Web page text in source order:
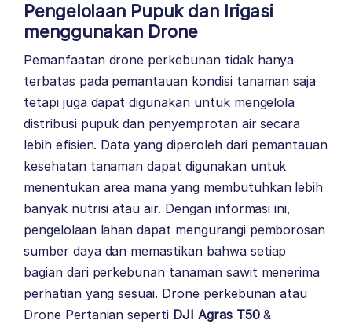
Pengelolaan Pupuk dan Irigasi
menggunakan Drone
Pemanfaatan drone perkebunan tidak hanya
terbatas pada pemantauan kondisi tanaman saja
tetapi juga dapat digunakan untuk mengelola
distribusi pupuk dan penyemprotan air secara
lebih efisien. Data yang diperoleh dari pemantauan
kesehatan tanaman dapat digunakan untuk
menentukan area mana yang membutuhkan lebih
banyak nutrisi atau air. Dengan informasi ini,
pengelolaan lahan dapat mengurangi pemborosan
sumber daya dan memastikan bahwa setiap
bagian dari perkebunan tanaman sawit menerima
perhatian yang sesuai. Drone perkebunan atau
Drone Pertanian seperti DJI Agras T50&